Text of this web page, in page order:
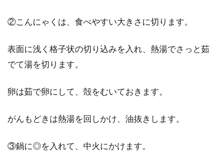
②こんにゃくは、食べやすい大きさに切ります。
表面に浅く格子状の切り込みを入れ、熱湯でさっと茹
でて湯を切ります。
卵は茹で卵にして、殻をむいておきます。
がんもどきは熱湯を回しかけ、油抜きします。
③鍋に◎を入れて、中火にかけます。